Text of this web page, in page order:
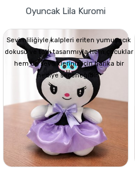
Oyuncak Lila Kuromi
Sevimliliğiyle kalpleri eriten yumuşacık
dokusu ve tatlı tasarımıyla hem çocuklar
hem de sevdikleriniz için harika bir
hediye seçeneğidir.